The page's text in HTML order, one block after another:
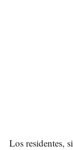
Los residentes,